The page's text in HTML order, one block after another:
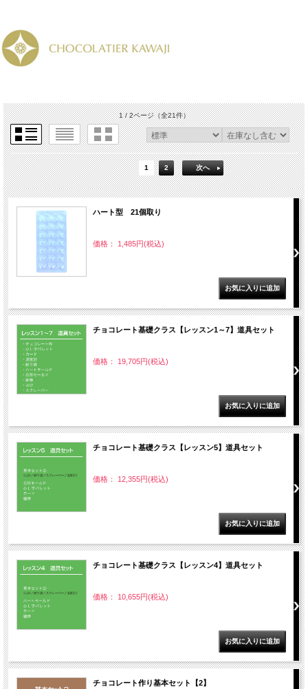
1 / 2ページ（全21件）
1 2 次へ
ハート型 21個取り
価格： 1,485円(税込)
チョコレート基礎クラス【レッスン1～7】道具セット
価格： 19,705円(税込)
チョコレート基礎クラス【レッスン5】道具セット
価格： 12,355円(税込)
チョコレート基礎クラス【レッスン4】道具セット
価格： 10,655円(税込)
チョコレート作り基本セット【2】